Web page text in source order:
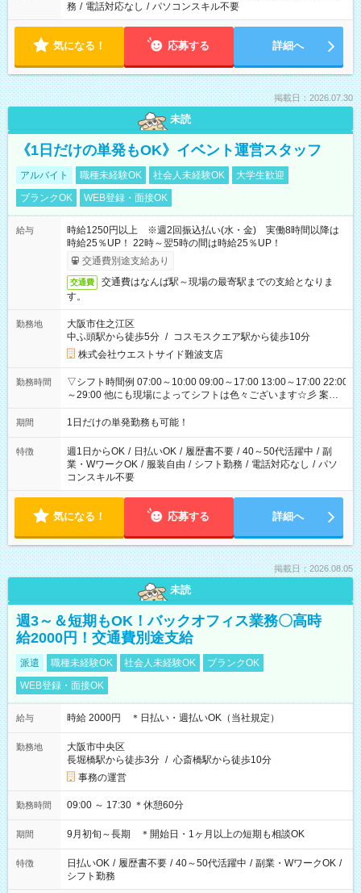
務 / 電話対応なし / パソコンスキル不要
気になる！ 応募する 詳細へ
掲載日：2026.07.30
未読
《1日だけの単発もOK》イベント運営スタッフ
アルバイト 職種未経験OK 社会人未経験OK
大学生歓迎
ブランクOK
WEB登録・面接OK
給与
時給1250円以上 ※週2回振込払い(水・金) 実働8時間以降は
時給25％UP！ 22時～翌5時の間は時給25％UP！
交通費別途支給あり
交通費
交通費はなんば駅～現場の最寄駅までの支給となりま
す。
勤務地
大阪市住之江区
中ふ頭駅から徒歩5分 / コスモスクエア駅から徒歩10分
株式会社ウエストサイド難波支店
勤務時間
▽シフト時間例 07:00～10:00 09:00～17:00 13:00～17:00 22:00
～29:00 他にも現場によってシフトは色々ございます☆彡 案件
次第では午前中で終わるお仕事も...！
期間 1日だけの単発勤務も可能！
特徴 週1日からOK / 日払いOK / 履歴書不要 / 40～50代活躍中 / 副
業・WワークOK / 服装自由 / シフト勤務 / 電話対応なし / パソ
コンスキル不要
気になる！ 応募する 詳細へ
掲載日：2026.08.05
未読
週3～＆短期もOK！バックオフィス業務〇高時
給2000円！交通費別途支給
派遣 職種未経験OK 社会人未経験OK
ブランクOK
WEB登録・面接OK
給与 時給 2000円 ＊日払い・週払いOK（当社規定）
勤務地
大阪市中央区
長堀橋駅から徒歩3分 / 心斎橋駅から徒歩10分
事務の運営
勤務時間 09:00 ～ 17:30 ＊休憩60分
期間 9月初旬～長期 ＊開始日・1ヶ月以上の短期も相談OK
特徴 日払いOK / 履歴書不要 / 40～50代活躍中 / 副業・WワークOK /
シフト勤務